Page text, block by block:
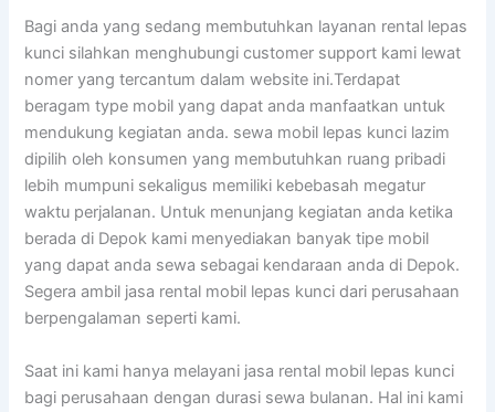
Bagi anda yang sedang membutuhkan layanan rental lepas
kunci silahkan menghubungi customer support kami lewat
nomer yang tercantum dalam website ini.Terdapat
beragam type mobil yang dapat anda manfaatkan untuk
mendukung kegiatan anda. sewa mobil lepas kunci lazim
dipilih oleh konsumen yang membutuhkan ruang pribadi
lebih mumpuni sekaligus memiliki kebebasah megatur
waktu perjalanan. Untuk menunjang kegiatan anda ketika
berada di Depok kami menyediakan banyak tipe mobil
yang dapat anda sewa sebagai kendaraan anda di Depok.
Segera ambil jasa rental mobil lepas kunci dari perusahaan
berpengalaman seperti kami.
Saat ini kami hanya melayani jasa rental mobil lepas kunci
bagi perusahaan dengan durasi sewa bulanan. Hal ini kami